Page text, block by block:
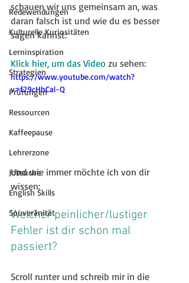
Redewendungen
Kulturelle Kuriositäten
Lerninspiration
Strategien
Prüfungen
Ressourcen
Kaffeepause
Lehrerzone
Jobsuche
English Skills
Souveränität
schauen wir uns gemeinsam an, was
daran falsch ist und wie du es besser
sagen kannst:
Klick hier, um das Video zu sehen:
https://www.youtube.com/watch?
v=f29cHhCal-Q
Und wie immer möchte ich von dir
wissen:
Welcher peinlicher/lustiger
Fehler ist dir schon mal
passiert?
Scroll runter und schreib mir in die